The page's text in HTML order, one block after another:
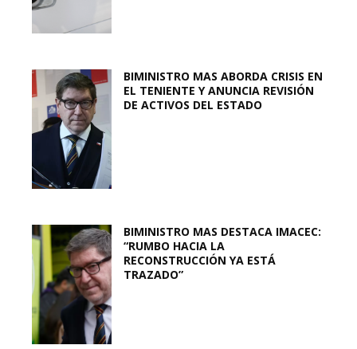
BIMINISTRO MAS ABORDA CRISIS EN
EL TENIENTE Y ANUNCIA REVISIÓN
DE ACTIVOS DEL ESTADO
BIMINISTRO MAS DESTACA IMACEC:
“RUMBO HACIA LA
RECONSTRUCCIÓN YA ESTÁ
TRAZADO”